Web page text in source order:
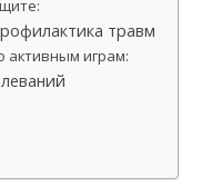
травм
активным играм: